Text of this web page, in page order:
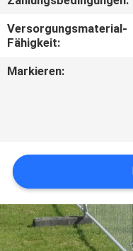
VERBINDUNG
NACHRICHTEN
EIN
ZITAT
SITEMAP
Versorgungsmaterial-
Fähigkeit:
Markieren: